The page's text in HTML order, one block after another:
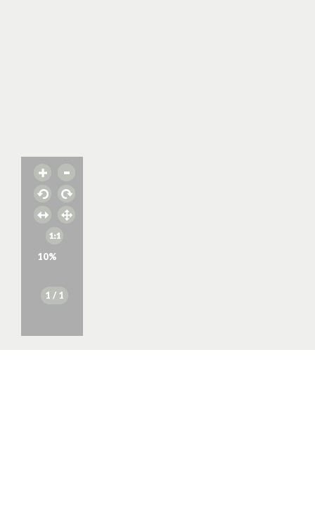
10%
1 / 1